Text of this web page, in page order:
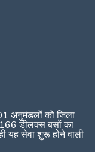
अनुमंडलों को जिला
डीलक्स बसों का
यह सेवा शुरू होने वाली